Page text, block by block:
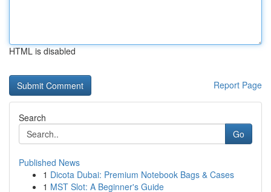
HTML is disabled
Report Page
Search
Go
Published News
1 Dicota Dubai: Premium Notebook Bags & Cases
1 MST Slot: A Beginner's Guide